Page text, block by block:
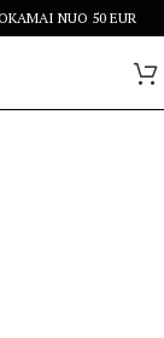
NUO 50 EUR